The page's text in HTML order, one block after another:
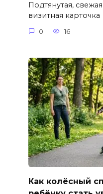
Подтянутая,
визитная карточка
0 16
Как колёсный